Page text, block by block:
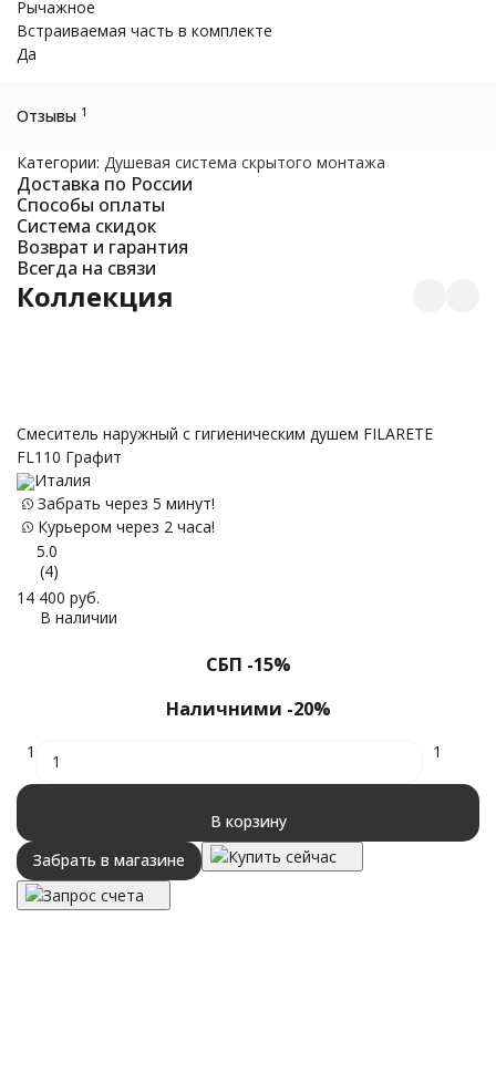
Рычажное
Встраиваемая часть в комплекте
Да
Отзывы 1
Категории: Душевая система скрытого монтажа
Доставка по России
Способы оплаты
Система скидок
Возврат и гарантия
Всегда на связи
Коллекция
Смеситель наружный с гигиеническим душем FILARETE
FL110 Графит
Италия
Забрать через 5 минут!
Курьером через 2 часа!
5.0
(4)
14 400 руб.
В наличии
СБП -15%
Наличними -20%
1 1
В корзину
Забрать в магазине
Купить сейчас
Запрос счета